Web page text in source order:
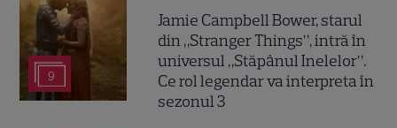
9
Jamie Campbell Bower, starul
din „Stranger Things”, intră în
universul „Stăpânul Inelelor”.
Ce rol legendar va interpreta în
sezonul 3